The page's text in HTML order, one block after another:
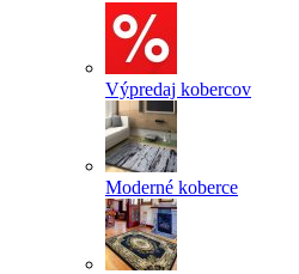
Výpredaj kobercov
Moderné koberce